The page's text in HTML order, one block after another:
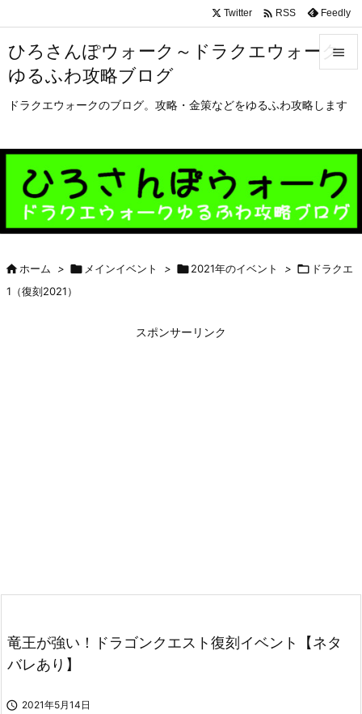
ひろさんぽウォーク～ドラクエウォーク
ゆるふわ攻略ブログ
ドラクエウォークのブログ。攻略・金策などをゆるふわ攻略します

メニュ

前へ

次へ
検索
Twitter  RSS Feedly
ホーム >  メインイベント > 2021年のイベント >  ドラクエ
1（復刻2021）
スポンサーリンク
竜王が強い！ドラゴンクエスト復刻イベント【ネタ
バレあり】
 2021年5月14日